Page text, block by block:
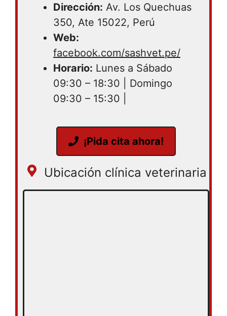
Dirección: Av. Los Quechuas
350, Ate 15022, Perú
Web:
facebook.com/sashvet.pe/
Horario: Lunes a Sábado
09:30 – 18:30 | Domingo
09:30 – 15:30 |
¡Pida cita ahora!
Ubicación clínica veterinaria